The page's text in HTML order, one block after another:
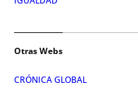
Otras Webs
CRÓNICA GLOBAL